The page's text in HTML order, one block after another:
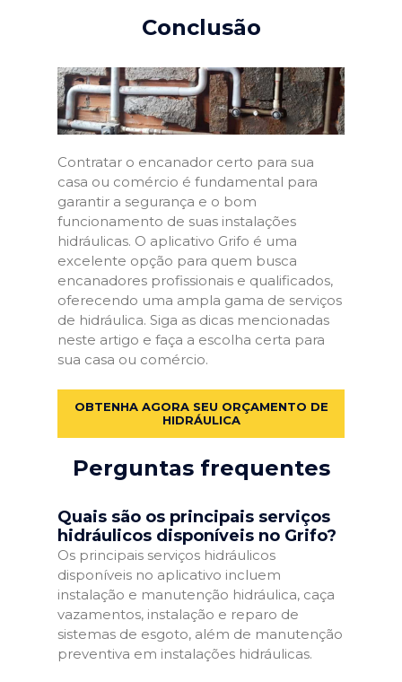
Conclusão
Contratar o encanador certo para sua
casa ou comércio é fundamental para
garantir a segurança e o bom
funcionamento de suas instalações
hidráulicas. O aplicativo Grifo é uma
excelente opção para quem busca
encanadores profissionais e qualificados,
oferecendo uma ampla gama de serviços
de hidráulica. Siga as dicas mencionadas
neste artigo e faça a escolha certa para
sua casa ou comércio.
OBTENHA AGORA SEU ORÇAMENTO DE
HIDRÁULICA
Perguntas frequentes
Quais são os principais serviços
hidráulicos disponíveis no Grifo?
Os principais serviços hidráulicos
disponíveis no aplicativo incluem
instalação e manutenção hidráulica, caça
vazamentos, instalação e reparo de
sistemas de esgoto, além de manutenção
preventiva em instalações hidráulicas.